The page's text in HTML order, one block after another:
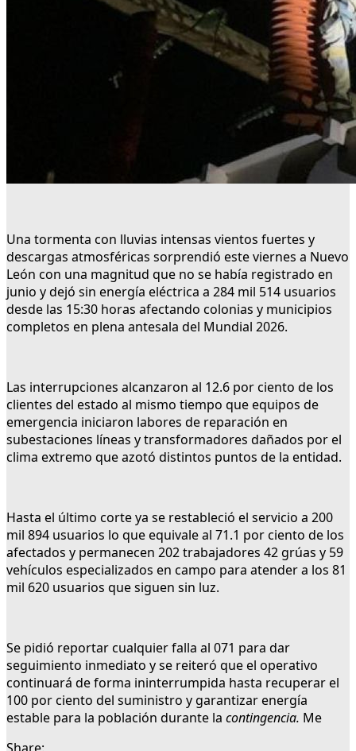
Una tormenta con lluvias intensas vientos fuertes y
descargas atmosféricas sorprendió este viernes a Nuevo
León con una magnitud que no se había registrado en
junio y dejó sin energía eléctrica a 284 mil 514 usuarios
desde las 15:30 horas afectando colonias y municipios
completos en plena antesala del Mundial 2026.
Las interrupciones alcanzaron al 12.6 por ciento de los
clientes del estado al mismo tiempo que equipos de
emergencia iniciaron labores de reparación en
subestaciones líneas y transformadores dañados por el
clima extremo que azotó distintos puntos de la entidad.
Hasta el último corte ya se restableció el servicio a 200
mil 894 usuarios lo que equivale al 71.1 por ciento de los
afectados y permanecen 202 trabajadores 42 grúas y 59
vehículos especializados en campo para atender a los 81
mil 620 usuarios que siguen sin luz.
Se pidió reportar cualquier falla al 071 para dar
seguimiento inmediato y se reiteró que el operativo
continuará de forma ininterrumpida hasta recuperar el
100 por ciento del suministro y garantizar energía
estable para la población durante la contingencia. Me